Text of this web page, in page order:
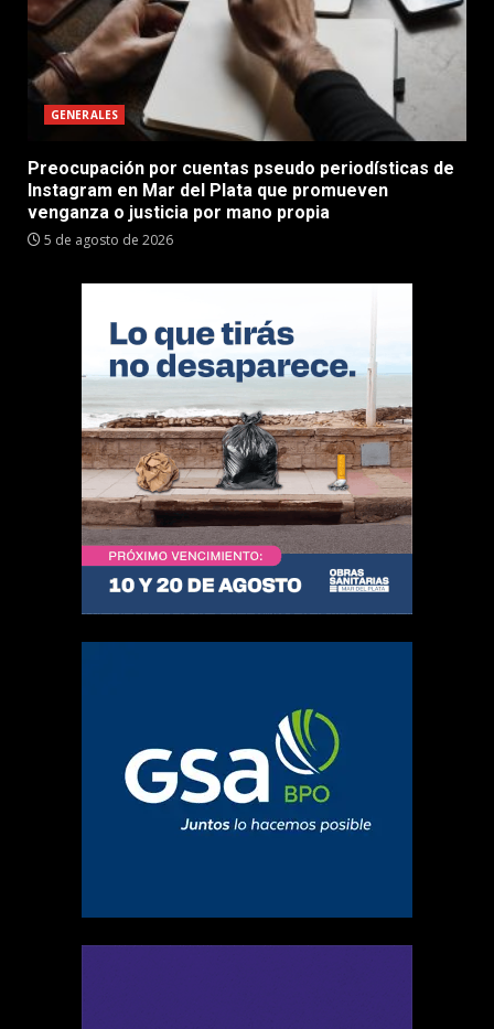
GENERALES
Preocupación por cuentas pseudo periodísticas de
Instagram en Mar del Plata que promueven
venganza o justicia por mano propia
5 de agosto de 2026